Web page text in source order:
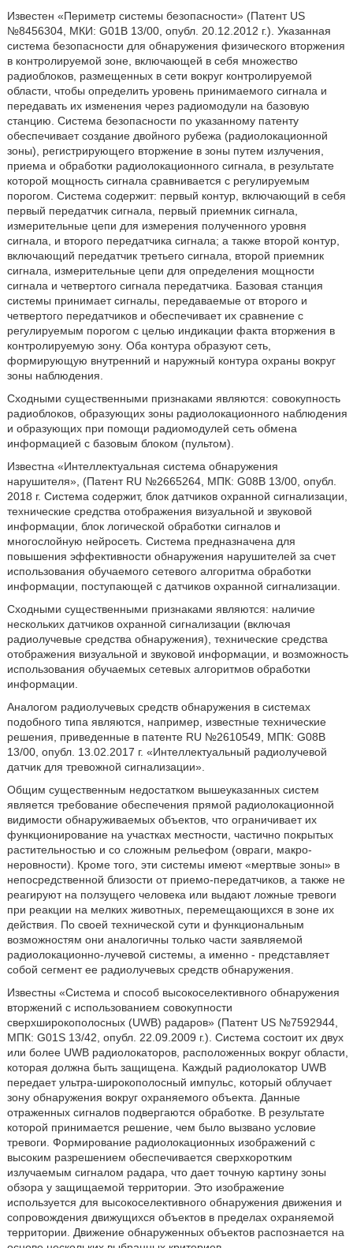
Известен «Периметр системы безопасности» (Патент US
№8456304, МКИ: G01B 13/00, опубл. 20.12.2012 г.). Указанная
система безопасности для обнаружения физического вторжения
в контролируемой зоне, включающей в себя множество
радиоблоков, размещенных в сети вокруг контролируемой
области, чтобы определить уровень принимаемого сигнала и
передавать их изменения через радиомодули на базовую
станцию. Система безопасности по указанному патенту
обеспечивает создание двойного рубежа (радиолокационной
зоны), регистрирующего вторжение в зоны путем излучения,
приема и обработки радиолокационного сигнала, в результате
которой мощность сигнала сравнивается с регулируемым
порогом. Система содержит: первый контур, включающий в себя
первый передатчик сигнала, первый приемник сигнала,
измерительные цепи для измерения полученного уровня
сигнала, и второго передатчика сигнала; а также второй контур,
включающий передатчик третьего сигнала, второй приемник
сигнала, измерительные цепи для определения мощности
сигнала и четвертого сигнала передатчика. Базовая станция
системы принимает сигналы, передаваемые от второго и
четвертого передатчиков и обеспечивает их сравнение с
регулируемым порогом с целью индикации факта вторжения в
контролируемую зону. Оба контура образуют сеть,
формирующую внутренний и наружный контура охраны вокруг
зоны наблюдения.
Сходными существенными признаками являются: совокупность
радиоблоков, образующих зоны радиолокационного наблюдения
и образующих при помощи радиомодулей сеть обмена
информацией с базовым блоком (пультом).
Известна «Интеллектуальная система обнаружения
нарушителя», (Патент RU №2665264, МПК: G08B 13/00, опубл.
2018 г. Система содержит, блок датчиков охранной сигнализации,
технические средства отображения визуальной и звуковой
информации, блок логической обработки сигналов и
многослойную нейросеть. Система предназначена для
повышения эффективности обнаружения нарушителей за счет
использования обучаемого сетевого алгоритма обработки
информации, поступающей с датчиков охранной сигнализации.
Сходными существенными признаками являются: наличие
нескольких датчиков охранной сигнализации (включая
радиолучевые средства обнаружения), технические средства
отображения визуальной и звуковой информации, и возможность
использования обучаемых сетевых алгоритмов обработки
информации.
Аналогом радиолучевых средств обнаружения в системах
подобного типа являются, например, известные технические
решения, приведенные в патенте RU №2610549, МПК: G08B
13/00, опубл. 13.02.2017 г. «Интеллектуальный радиолучевой
датчик для тревожной сигнализации».
Общим существенным недостатком вышеуказанных систем
является требование обеспечения прямой радиолокационной
видимости обнаруживаемых объектов, что ограничивает их
функционирование на участках местности, частично покрытых
растительностью и со сложным рельефом (овраги, макро-
неровности). Кроме того, эти системы имеют «мертвые зоны» в
непосредственной близости от приемо-передатчиков, а также не
реагируют на ползущего человека или выдают ложные тревоги
при реакции на мелких животных, перемещающихся в зоне их
действия. По своей технической сути и функциональным
возможностям они аналогичны только части заявляемой
радиолокационно-лучевой системы, а именно - представляет
собой сегмент ее радиолучевых средств обнаружения.
Известны «Система и способ высокоселективного обнаружения
вторжений с использованием совокупности
сверхширокополосных (UWB) радаров» (Патент US №7592944,
МПК: G01S 13/42, опубл. 22.09.2009 г.). Система состоит их двух
или более UWB радиолокаторов, расположенных вокруг области,
которая должна быть защищена. Каждый радиолокатор UWB
передает ультра-широкополосный импульс, который облучает
зону обнаружения вокруг охраняемого объекта. Данные
отраженных сигналов подвергаются обработке. В результате
которой принимается решение, чем было вызвано условие
тревоги. Формирование радиолокационных изображений с
высоким разрешением обеспечивается сверхкоротким
излучаемым сигналом радара, что дает точную картину зоны
обзора у защищаемой территории. Это изображение
используется для высокоселективного обнаружения движения и
сопровождения движущихся объектов в пределах охраняемой
территории. Движение обнаруженных объектов распознается на